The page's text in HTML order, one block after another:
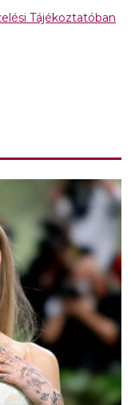
Tájékoztatóban